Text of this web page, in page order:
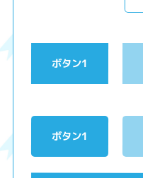
ボタン1
ボタン1